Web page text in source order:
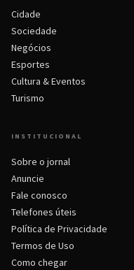
Cidade
Sociedade
Negócios
Esportes
Cultura & Eventos
Turismo
INSTITUCIONAL
Sobre o jornal
Anuncie
Fale conosco
Telefones úteis
Política de Privacidade
Termos de Uso
Como chegar